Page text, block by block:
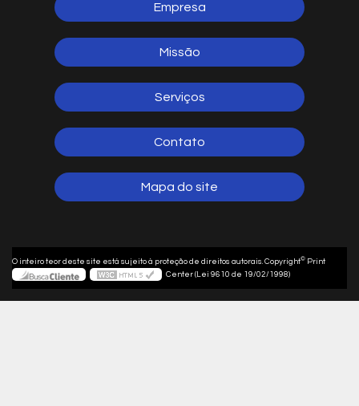
Empresa
Missão
Serviços
Contato
Mapa do site
O inteiro teor deste site está sujeito à proteção de direitos autorais. Copyright© Print
Center (Lei 9610 de 19/02/1998)